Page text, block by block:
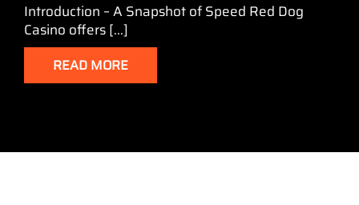
Introduction – A Snapshot of Speed Red Dog
Casino offers [...]
READ MORE